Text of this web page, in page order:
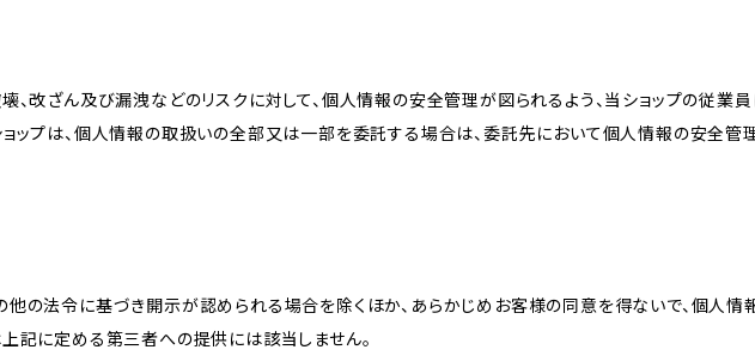
、改ざん及び漏洩などのリスクに対して、個人情報の安全管理が図られるよう、当ショップの従業
ョップは、個人情報の取扱いの全部又は一部を委託する場合は、委託先において個人情報の安全管
他の法令に基づき開示が認められる場合を除くほか、あらかじめお客様の同意を得ないで、個人
上記に定める第三者への提供には該当しません。